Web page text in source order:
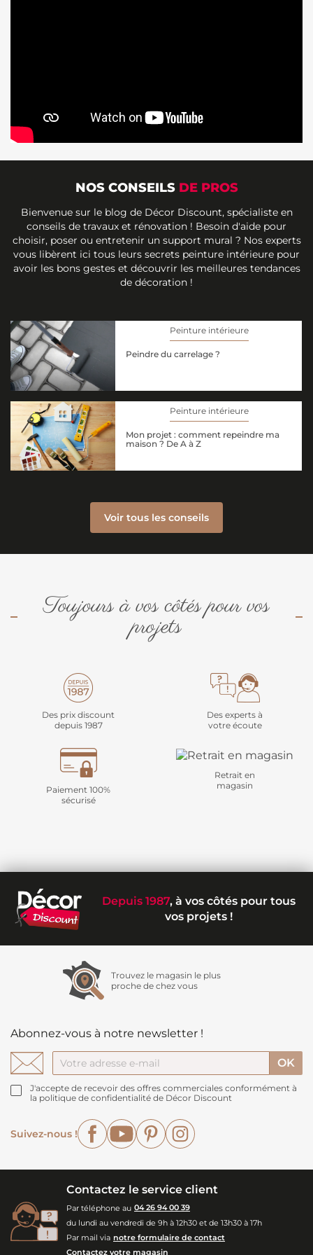
NOS CONSEILS DE PROS
Bienvenue sur le blog de Décor Discount, spécialiste en
conseils de travaux et rénovation ! Besoin d'aide pour
choisir, poser ou entretenir un support mural ? Nos experts
vous libèrent ici tous leurs secrets peinture intérieure pour
avoir les bons gestes et découvrir les meilleures tendances
de décoration !
Peinture intérieure
Peindre du carrelage ?
Peinture intérieure
Mon projet : comment repeindre ma
maison ? De A à Z
Voir tous les conseils
Toujours à vos côtés pour vos
projets
Des prix discount
depuis 1987
Des experts à
votre écoute
Paiement 100%
sécurisé
Retrait en
magasin
Depuis 1987, à vos côtés pour tous
vos projets !
Trouvez le magasin le plus
proche de chez vous
Abonnez-vous à notre newsletter !
J'accepte de recevoir des offres commerciales conformément à
la politique de confidentialité de Décor Discount
Suivez-nous !
FacebookYouTubePinterest
Contactez le service client
Par téléphone au 04 26 94 00 39
du lundi au vendredi de 9h à 12h30 et de 13h30 à 17h
Par mail via notre formulaire de contact
Contactez votre magasin